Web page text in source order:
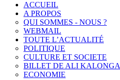
ACCUEIL
A PROPOS
QUI SOMMES - NOUS ?
WEBMAIL
TOUTE L’ACTUALITÉ
POLITIQUE
CULTURE ET SOCIETE
BILLET DE ALI KALONGA
ECONOMIE